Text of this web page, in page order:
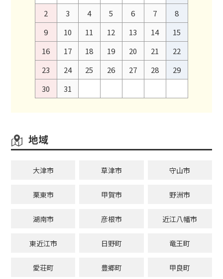
2
3 4 5 6 7
8
9
10 11 12 13 14
15
16
17 18 19 20 21
22
23
24 25 26 27 28
29
30
31
地域
大津市 草津市 守山市
栗東市 甲賀市 野洲市
湖南市 彦根市 近江八幡市
東近江市 日野町 竜王町
愛荘町 豊郷町 甲良町